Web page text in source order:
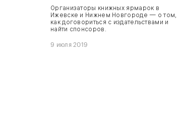
Организаторы книжных ярмарок в
Ижевске и Нижнем Новгороде — о том,
как договориться с издательствами и
найти спонсоров.
9 июля 2019